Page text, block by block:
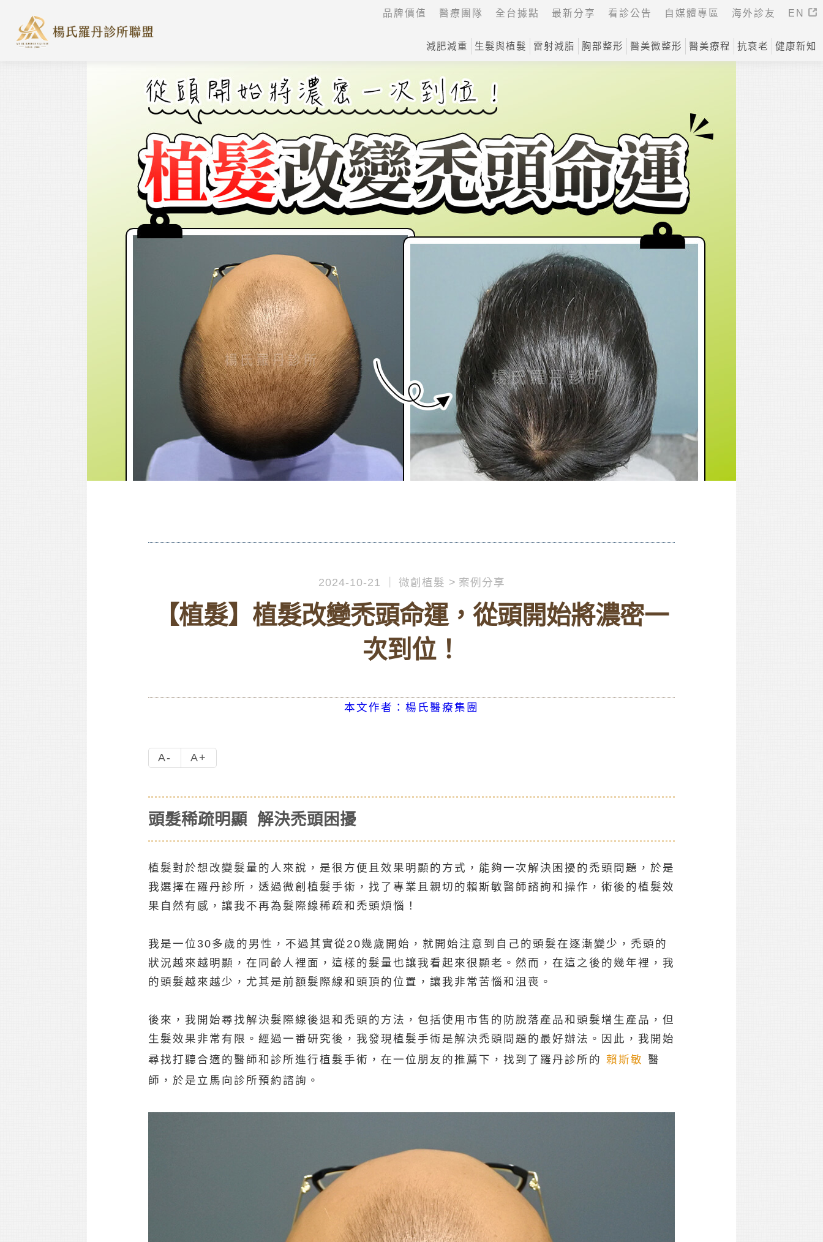
2024-10-21 微創植髮 案例分享
【植髮】植髮改變禿頭命運，從頭開始將濃密一
次到位！
本文作者：楊氏醫療集團
A- A+
頭髮稀疏明顯 解決禿頭困擾
植髮對於想改變髮量的人來說，是很方便且效果明顯的方式，能夠一次解決困擾的禿頭問題，於是
我選擇在羅丹診所，透過微創植髮手術，找了專業且親切的賴斯敏醫師諮詢和操作，術後的植髮效
果自然有感，讓我不再為髮際線稀疏和禿頭煩惱！
我是一位30多歲的男性，不過其實從20幾歲開始，就開始注意到自己的頭髮在逐漸變少，禿頭的
狀況越來越明顯，在同齡人裡面，這樣的髮量也讓我看起來很顯老。然而，在這之後的幾年裡，我
的頭髮越來越少，尤其是前額髮際線和頭頂的位置，讓我非常苦惱和沮喪。
後來，我開始尋找解決髮際線後退和禿頭的方法，包括使用市售的防脫落產品和頭髮增生產品，但
生髮效果非常有限。經過一番研究後，我發現植髮手術是解決禿頭問題的最好辦法。因此，我開始
尋找打聽合適的醫師和診所進行植髮手術，在一位朋友的推薦下，找到了羅丹診所的 賴斯敏 醫
師，於是立馬向診所預約諮詢。
品牌價值 醫療團隊 全台據點 最新分享 看診公告 自媒體專區 海外診友 EN
減肥減重 生髮與植髮 雷射減脂 胸部整形 醫美微整形 醫美療程 抗衰老 健康新知